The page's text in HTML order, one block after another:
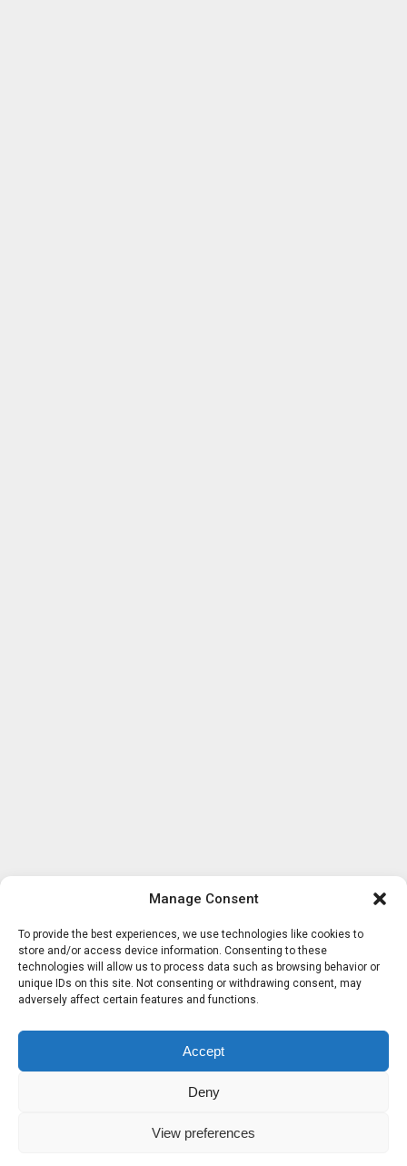
Manage Consent
To provide the best experiences, we use technologies like cookies to
store and/or access device information. Consenting to these
technologies will allow us to process data such as browsing behavior or
unique IDs on this site. Not consenting or withdrawing consent, may
adversely affect certain features and functions.
Accept
Deny
View preferences